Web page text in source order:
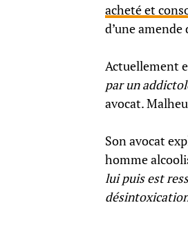
acheté et
d’une
Actuellement
par un
avocat.
Son avocat
homme
lui puis est